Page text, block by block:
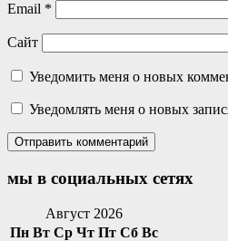
Email *
Сайт
Уведомить меня о новых
Уведомлять меня о новых
мы в социальных сетях
Facebook
Instagram
VKontakte
ТелефонАвгуст 2026
Пн Вт Ср Чт Пт Сб Вс